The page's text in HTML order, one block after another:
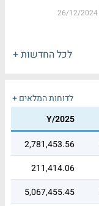
26/12/2024
לכל החדשות +
לדוחות המלאים +
Y/2025
2,781,453.56
211,414.06
5,067,455.45